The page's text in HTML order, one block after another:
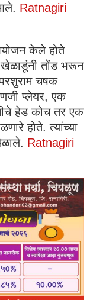
Ratnagiri
केले होते
खेळाडूंनी तोंड भरून
चषक
प्लेयर, एक
हेड कोच तर एक
होते. त्यांच्या
Ratnagiri